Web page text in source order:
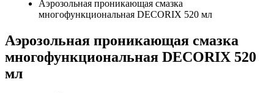
Аэрозольная проникающая смазка
многофункциональная DECORIX 520 мл
Аэрозольная проникающая смазка
многофункциональная DECORIX 520
мл